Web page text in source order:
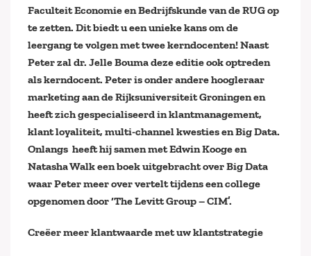
Faculteit Economie en Bedrijfskunde van de RUG op
te zetten. Dit biedt u een unieke kans om de
leergang te volgen met twee kerndocenten! Naast
Peter zal dr. Jelle Bouma deze editie ook optreden
als kerndocent. Peter is onder andere hoogleraar
marketing aan de Rijksuniversiteit Groningen en
heeft zich gespecialiseerd in klantmanagement,
klant loyaliteit, multi-channel kwesties en Big Data.
Onlangs heeft hij samen met Edwin Kooge en
Natasha Walk een boek uitgebracht over Big Data
waar Peter meer over vertelt tijdens een college
opgenomen door ‘The Levitt Group – CIM’.
Creëer meer klantwaarde met uw klantstrategie